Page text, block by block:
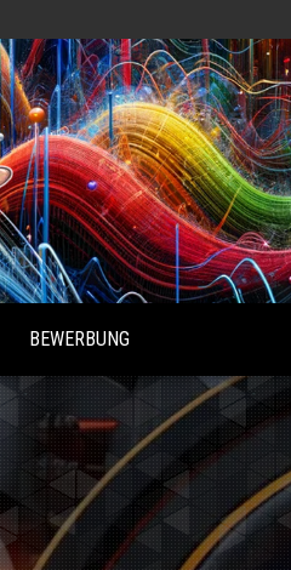
BEWERBUNG